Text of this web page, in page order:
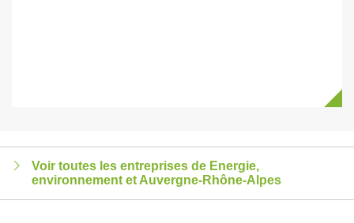
Voir toutes les entreprises de Energie,
environnement et Auvergne-Rhône-Alpes